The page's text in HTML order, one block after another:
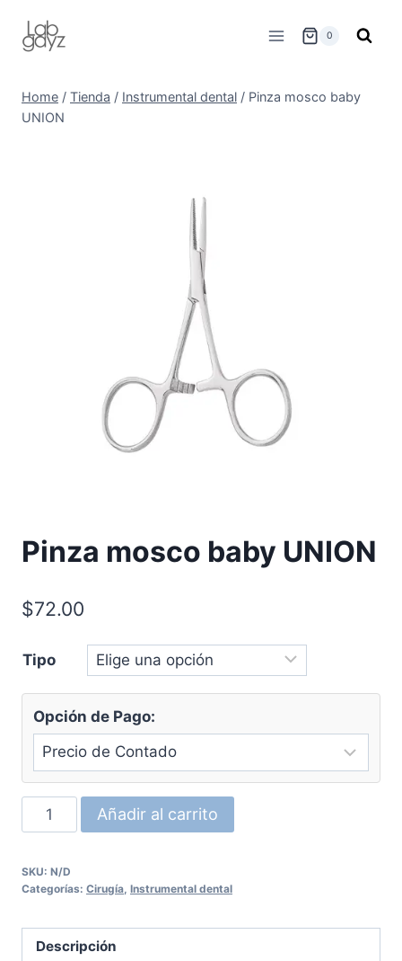
0
Home / Tienda / Instrumental dental / Pinza mosco baby
UNION
Pinza mosco baby UNION
$72.00
Tipo
Opción de Pago:
Pinza
mosco
UNION
Añadir al carrito
SKU: N/D
Categorías: Cirugía Instrumental dental
Descripción